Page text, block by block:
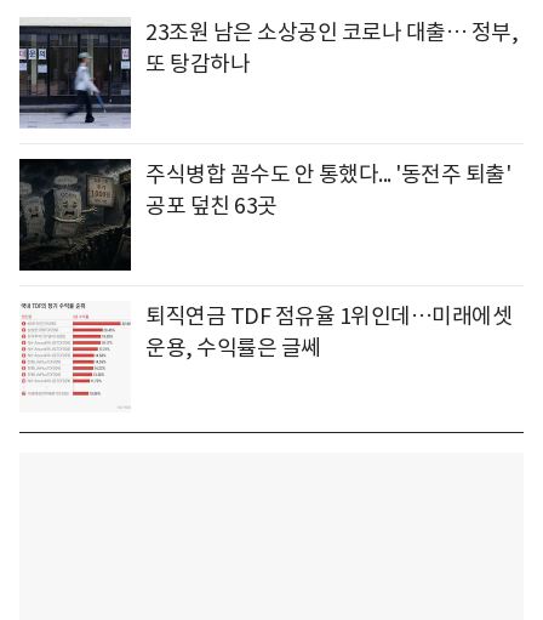
23조원 남은 소상공인 코로나 대출… 정부,
또 탕감하나
주식병합 꼼수도 안 통했다... '동전주 퇴출'
공포 덮친 63곳
퇴직연금 TDF 점유율 1위인데…미래에셋
운용, 수익률은 글쎄